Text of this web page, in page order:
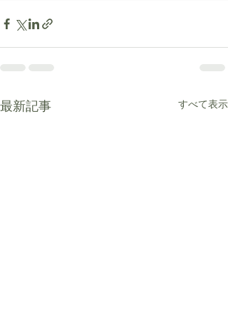
最新記事 すべて表示